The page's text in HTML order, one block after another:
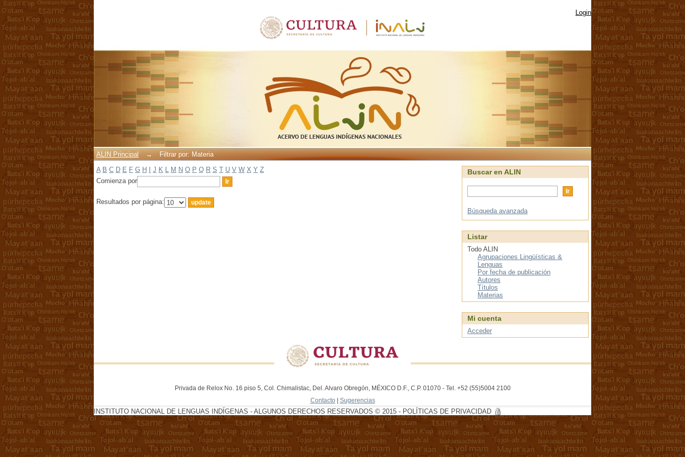
Login
ALIN Principal →
Filtrar por: Materia
A B C D E F G H J K L M N O P Q R S T U V W X Y Z
Comienza por
Resultados por página:
Buscar en ALIN
Búsqueda avanzada
Listar
Todo ALIN
Agrupaciones Lingüísticas &
Lenguas
Por fecha de publicación
Autores
Títulos
Materias
Mi cuenta
Acceder
Privada de Relox No. 16 piso 5, Col. Chimalistac, Del. Alvaro Obregón, MÉXICO D.F., C.P. 01070 - Tel. +52 (55)5004 2100
Contacto | Sugerencias
INSTITUTO NACIONAL DE LENGUAS INDÍGENAS - ALGUNOS DERECHOS RESERVADOS © 2015 - POLÍTICAS DE PRIVACIDAD